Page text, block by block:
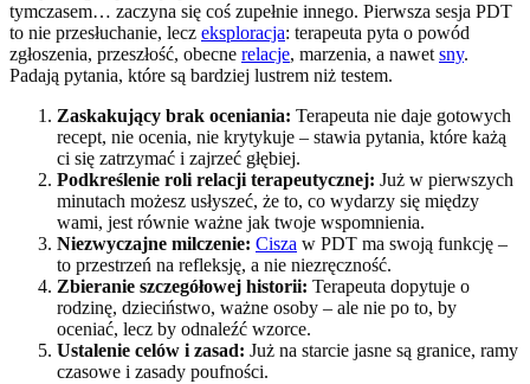
tymczasem… zaczyna się coś zupełnie innego. Pierwsza sesja PDT
to nie przesłuchanie, lecz eksploracja: terapeuta pyta o powód
zgłoszenia, przeszłość, obecne relacje, marzenia, a nawet sny.
Padają pytania, które są bardziej lustrem niż testem.
Zaskakujący brak oceniania: Terapeuta nie daje gotowych
recept, nie ocenia, nie krytykuje – stawia pytania, które każą
ci się zatrzymać i zajrzeć głębiej.
Podkreślenie roli relacji terapeutycznej: Już w pierwszych
minutach możesz usłyszeć, że to, co wydarzy się między
wami, jest równie ważne jak twoje wspomnienia.
Niezwyczajne milczenie: Cisza w PDT ma swoją funkcję –
to przestrzeń na refleksję, a nie niezręczność.
Zbieranie szczegółowej historii: Terapeuta dopytuje o
rodzinę, dzieciństwo, ważne osoby – ale nie po to, by
oceniać, lecz by odnaleźć wzorce.
Ustalenie celów i zasad: Już na starcie jasne są granice, ramy
czasowe i zasady poufności.